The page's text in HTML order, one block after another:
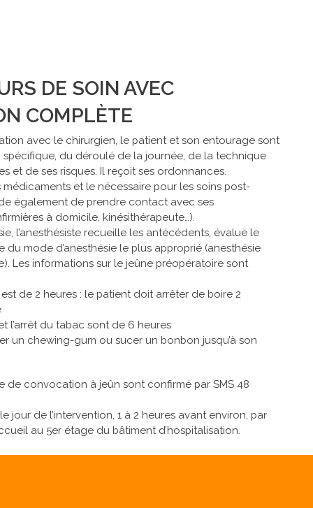
DE SOIN AVEC
COMPLÈTE
avec le chirurgien, le patient et son entourage sont
du déroulé de la journée, de la technique
et de ses risques. Il reçoit ses ordonnances.
et le nécessaire pour les soins post-
également de prendre contact avec ses
à domicile, kinésithérapeute…).
l’anesthésiste recueille les antécédents, évalue le
mode d’anesthésie le plus approprié (anesthésie
Les informations sur le jeûne préopératoire sont
de 2 heures : le patient doit arrêter de boire 2
l’arrêt du tabac sont de 6 heures
un chewing-gum ou sucer un bonbon jusqu’à son
de convocation à jeûn sont confirmé par SMS 48
jour de l’intervention, 1 à 2 heures avant environ, par
au 5er étage du bâtiment d’hospitalisation.